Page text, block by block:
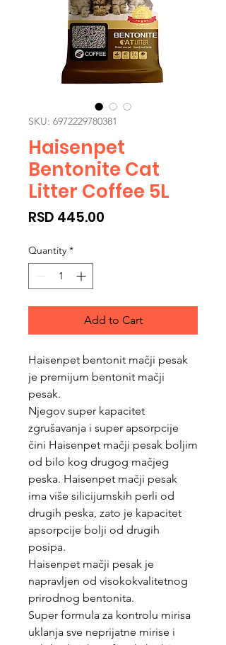
SKU: 6972229780381
Haisenpet
Bentonite Cat
Litter Coffee 5L
RSD 445.00
Quantity *
Add to Cart
Haisenpet bentonit mačji pesak
je premijum bentonit mačji
pesak.
Njegov super kapacitet
zgrušavanja i super apsorpcije
čini Haisenpet mačji pesak boljim
od bilo kog drugog mačjeg
peska. Haisenpet mačji pesak
ima više silicijumskih perli od
drugih peska, zato je kapacitet
apsorpcije bolji od drugih
posipa.
Haisenpet mačji pesak je
napravljen od visokokvalitetnog
prirodnog bentonita.
Super formula za kontrolu mirisa
uklanja sve neprijatne mirise i